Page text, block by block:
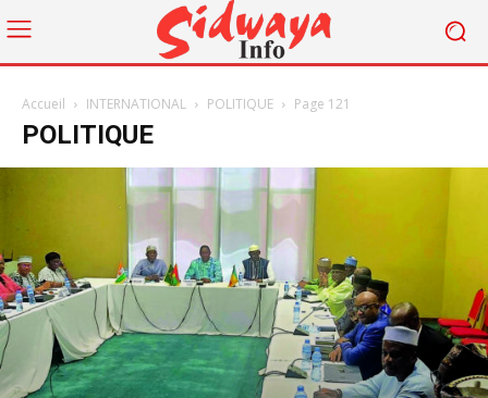
Accueil INTERNATIONAL POLITIQUE Page 121
POLITIQUE